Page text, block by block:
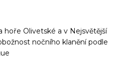
hoře Olivetské a v Nejsvětější
nočního klanění podle